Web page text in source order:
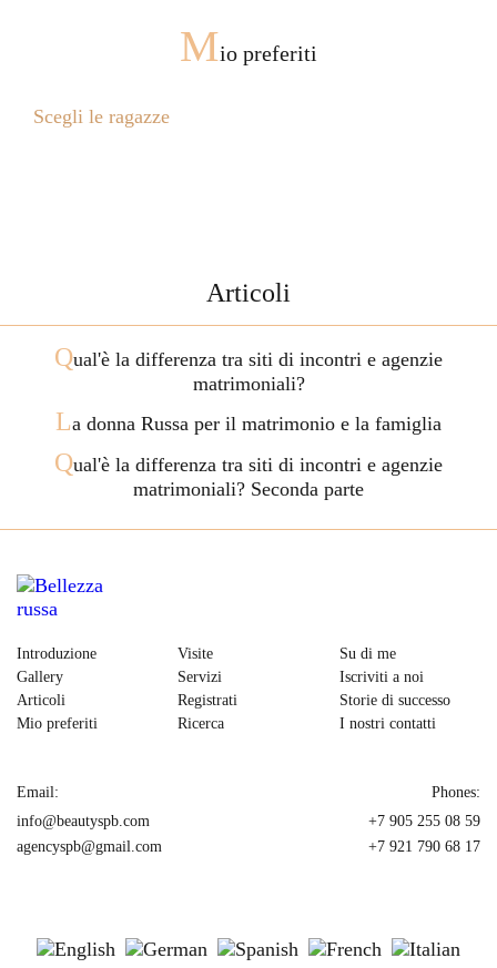
Mio preferiti
Scegli le ragazze
Articoli
Qual'è la differenza tra siti di incontri e agenzie
matrimoniali?
La donna Russa per il matrimonio e la famiglia
Qual'è la differenza tra siti di incontri e agenzie
matrimoniali? Seconda parte
Introduzione
Gallery
Articoli
Mio preferiti
Visite
Servizi
Registrati
Ricerca
Su di me
Iscriviti a noi
Storie di successo
I nostri contatti
Email:
info@beautyspb.com
agencyspb@gmail.com
Phones:
+7 905 255 08 59
+7 921 790 68 17